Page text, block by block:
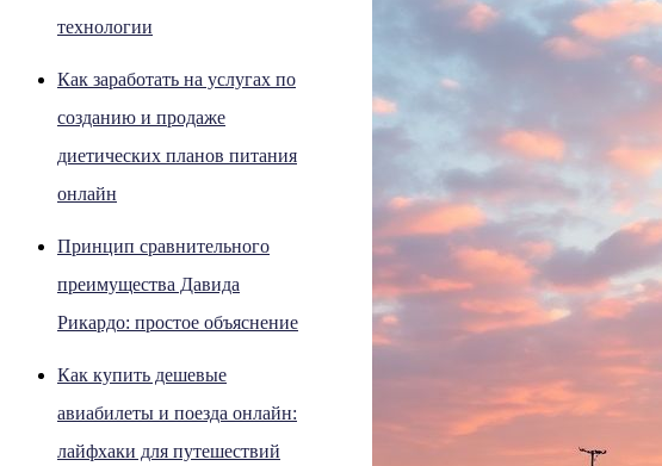
технологии
Как заработать на услугах по
созданию и продаже
диетических планов питания
онлайн
Принцип сравнительного
преимущества Давида
Рикардо: простое объяснение
Как купить дешевые
авиабилеты и поезда онлайн:
лайфхаки для путешествий